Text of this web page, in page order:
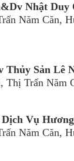
Nhật Duy
Năm Căn,
Thủy Sản Lê
Trấn Năm
Vụ
Năm Căn,